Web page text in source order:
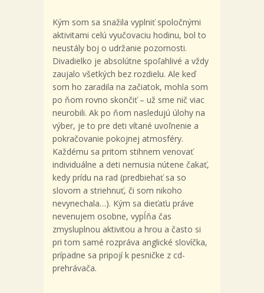
Kým som sa snažila vyplniť spoločnými
aktivitami celú vyučovaciu hodinu, bol to
neustály boj o udržanie pozornosti.
Divadielko je absolútne spoľahlivé a vždy
zaujalo všetkých bez rozdielu. Ale keď
som ho zaradila na začiatok, mohla som
po ňom rovno skončiť – už sme nič viac
neurobili. Ak po ňom nasledujú úlohy na
výber, je to pre deti vítané uvoľnenie a
pokračovanie pokojnej atmosféry.
Každému sa pritom stihnem venovať
individuálne a deti nemusia nútene čakať,
kedy prídu na rad (predbiehať sa so
slovom a striehnuť, či som nikoho
nevynechala…). Kým sa dieťaťu práve
nevenujem osobne, vypĺňa čas
zmysluplnou aktivitou a hrou a často si
pri tom samé rozpráva anglické slovíčka,
prípadne sa pripojí k pesničke z cd-
prehrávača.